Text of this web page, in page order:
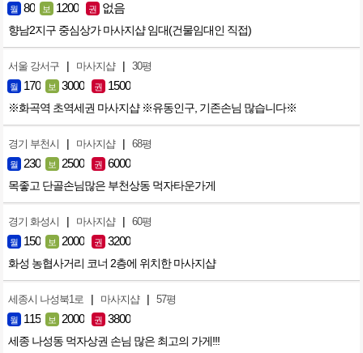
월 80 보 1200 권 없음
향남2지구 중심상가 마사지샵 임대(건물임대인 직접)
서울 강서구 | 마사지샵 | 30평
월 170 보 3000 권 1500
※화곡역 초역세권 마사지샵 ※유동인구, 기존손님 많습니다※
경기 부천시 | 마사지샵 | 68평
월 230 보 2500 권 6000
목좋고 단골손님많은 부천상동 먹자타운가게
경기 화성시 | 마사지샵 | 60평
월 150 보 2000 권 3200
화성 농협사거리 코너 2층에 위치한 마사지샵
세종시 나성북1로 | 마사지샵 | 57평
월 115 보 2000 권 3800
세종 나성동 먹자상권 손님 많은 최고의 가게!!!